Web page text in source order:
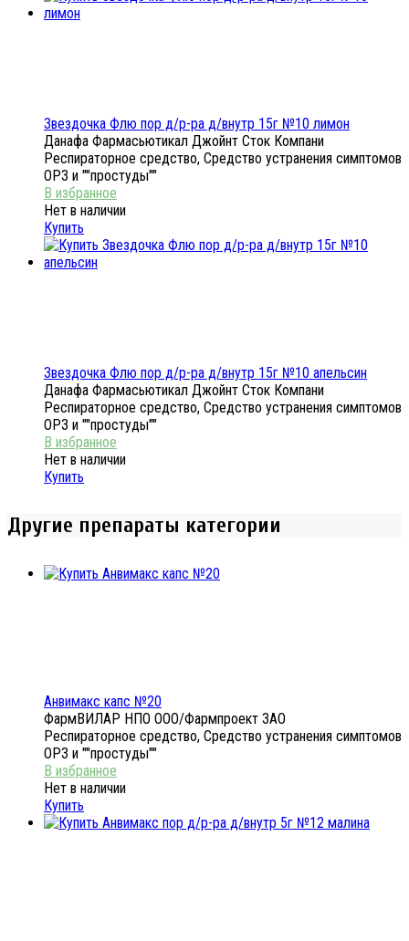
Звездочка Флю пор д/р-ра д/внутр 15г №10 лимон
Данафа Фармасьютикал Джойнт Сток Компани
Респираторное средство, Средство устранения симптомов
ОРЗ и ""простуды""
Нет в наличии
Купить
Звездочка Флю пор д/р-ра д/внутр 15г №10 апельсин
Данафа Фармасьютикал Джойнт Сток Компани
Респираторное средство, Средство устранения симптомов
ОРЗ и ""простуды""
Нет в наличии
Купить
Другие препараты категории
Анвимакс капс №20
ФармВИЛАР НПО ООО/Фармпроект ЗАО
Респираторное средство, Средство устранения симптомов
ОРЗ и ""простуды""
Нет в наличии
Купить